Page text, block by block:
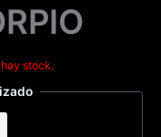
stock.